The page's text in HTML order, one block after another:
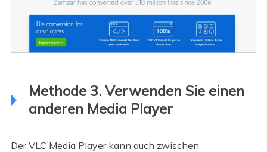
Methode 3. Verwenden Sie einen
anderen Media Player
Der VLC Media Player kann auch zwischen